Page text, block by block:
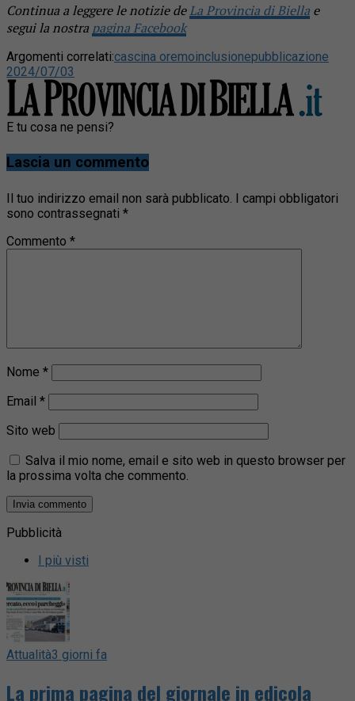
Continua a leggere le notizie deLa Provincia di Biella e
segui la nostra pagina Facebook
Argomenti correlati:cascina oremoinclusionepubblicazione
2024/07/03
E tu cosa ne pensi?
Lascia un commento
Il tuo indirizzo email non sarà pubblicato.
I campi obbligatori
sono contrassegnati *
Commento *
Nome *
Email *
Sito web
Salva il mio nome, email e sito web in questo browser per
la prossima volta che commento.
Pubblicità
I più visti
Attualità3 giorni fa
La prima pagina del giornale in edicola